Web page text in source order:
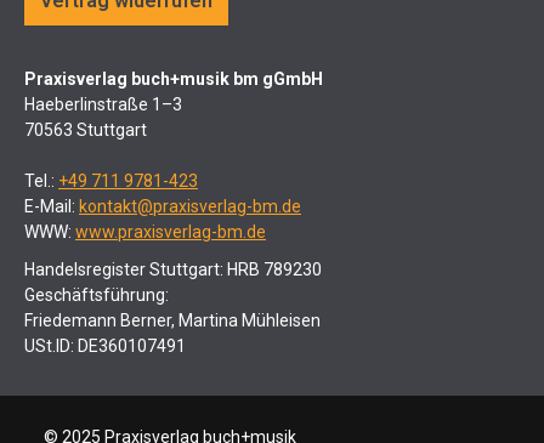
Praxisverlag buch+musik bm gGmbH
Haeberlinstraße 1–3
70563 Stuttgart
Tel.: +49 711 9781-423
E-Mail: kontakt@praxisverlag-bm.de
WWW: www.praxisverlag-bm.de
Handelsregister Stuttgart: HRB 789230
Geschäftsführung:
Friedemann Berner, Martina Mühleisen
USt.ID: DE360107491
© 2025 Praxisverlag buch+musik